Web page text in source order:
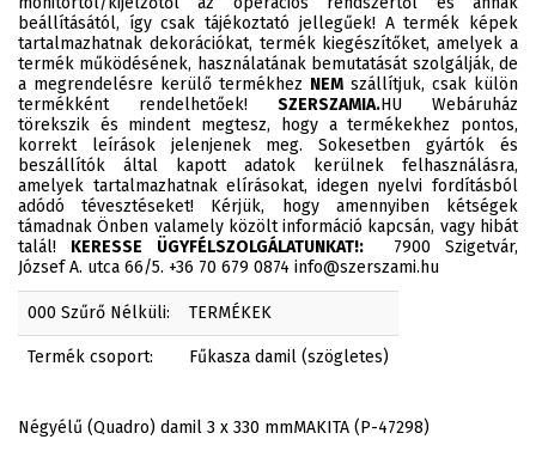
beállításától, így csak tájékoztató jellegűek! A termék képek
tartalmazhatnak dekorációkat, termék kiegészítőket, amelyek a
termék működésének, használatának bemutatását szolgálják, de
a megrendelésre kerülő termékhez NEM szállítjuk, csak külön
termékként rendelhetőek! SZERSZAMIA.HU Webáruház
törekszik és mindent megtesz, hogy a termékekhez pontos,
korrekt leírások jelenjenek meg. Sokesetben gyártók és
beszállítók által kapott adatok kerülnek felhasználásra,
amelyek tartalmazhatnak elírásokat, idegen nyelvi fordításból
adódó tévesztéseket! Kérjük, hogy amennyiben kétségek
támadnak Önben valamely közölt információ kapcsán, vagy hibát
talál! KERESSE ÜGYFÉLSZOLGÁLATUNKAT!:7900 Szigetvár,
József A. utca 66/5. +36 70 679 0874 info@szerszami.hu
000 Szűrő Nélküli: TERMÉKEK
Termék csoport: Fűkasza damil (szögletes)
Négyélű (Quadro) damil 3 x 330 mmMAKITA (P-47298)